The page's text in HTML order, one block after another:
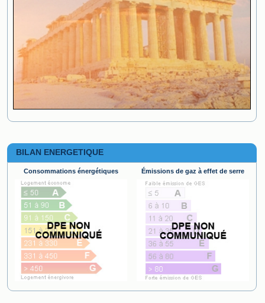
BILAN ENERGETIQUE
Consommations énergétiques Émissions de gaz à effet de serre